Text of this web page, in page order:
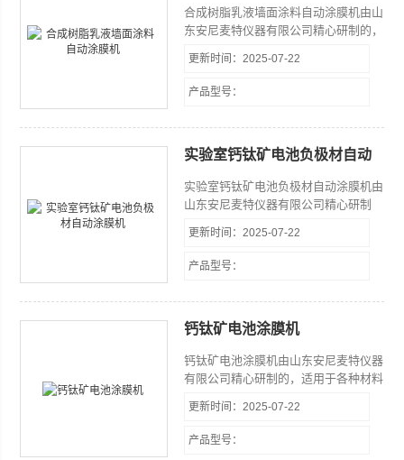
合成树脂乳液墙面涂料自动涂膜机由山
东安尼麦特仪器有限公司精心研制的，
准：GB/T9755-2024《合成树脂乳液墙
面涂料》 GB/T1727-2021《漆膜一般
可以涂布出重复性好，涂膜厚度准确的
研究提供了稳定的涂层试样。
更新时间：2025-07-22
产品型号：
实验室钙钛矿电池负极材自动
实验室钙钛矿电池负极材自动涂膜机由
山东安尼麦特仪器有限公司精心研制
备，同时可以选配增加真空吸附，上端
加热等辅助功能。
更新时间：2025-07-22
产品型号：
钙钛矿电池涂膜机
钙钛矿电池涂膜机由山东安尼麦特仪器
有限公司精心研制的，适用于各种材料
真空吸附，上端加热等辅助功能。
更新时间：2025-07-22
产品型号：